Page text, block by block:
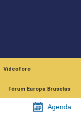
Videoforo
Fórum Europa Bruselas
Agenda